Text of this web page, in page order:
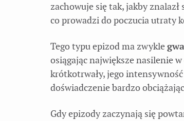
zachowuje się tak, jakby
co prowadzi do poczucia utraty
Tego typu epizod ma zwykle
osiągając największe nasilenie
krótkotrwały, jego
doświadczenie bardzo
Gdy epizody zaczynają się